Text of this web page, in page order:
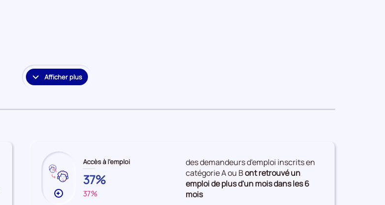
Afficher plus
le
l'emploi
Plus
Accès à l'emploi
EURE-
ET-
LOIR
37%
FRANCE
37%
des demandeurs d'emploi inscrits en
catégorie A ou Bont retrouvé un
emploi de plus d'un mois dans les 6
mois